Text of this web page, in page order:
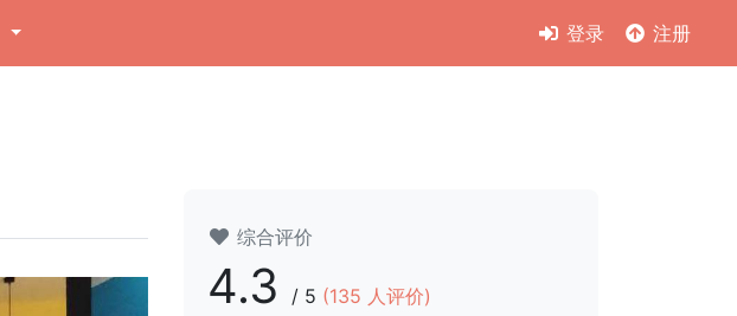
登录 注册
综合评价
4.3 / 5 (135 人评价)